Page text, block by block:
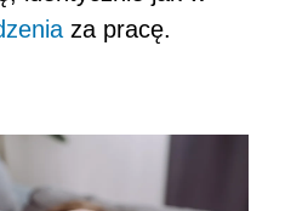
za pracę.